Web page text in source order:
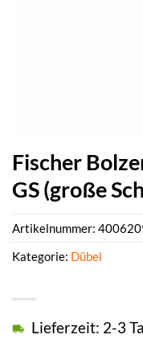
Fischer
GS (große
Lieferzeit: 2-3
Artikelnummer:
Kategorie: Dübel